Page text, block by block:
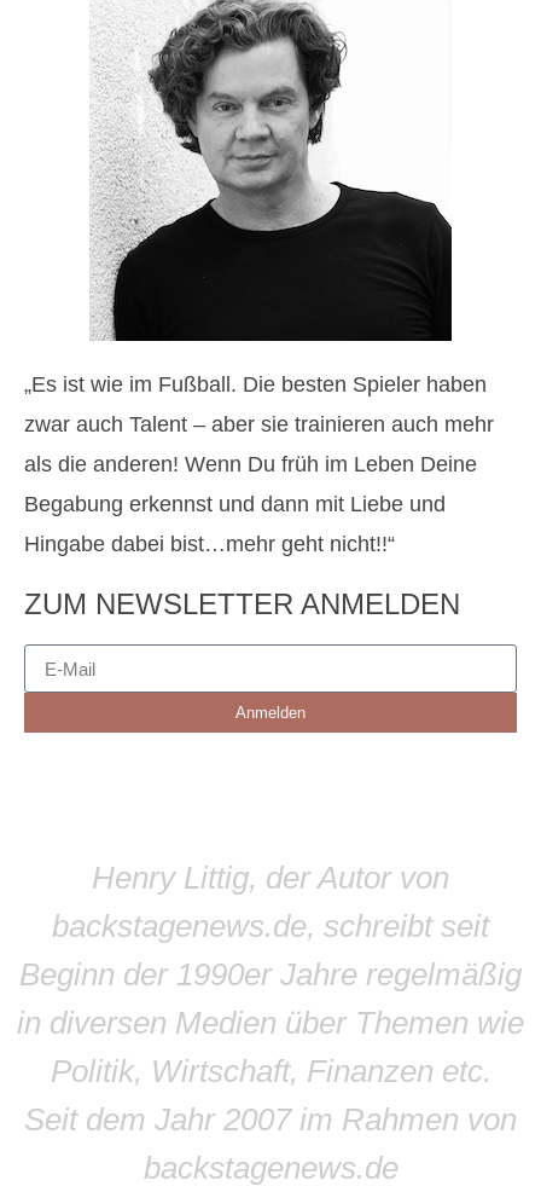
„Es ist wie im Fußball. Die besten Spieler haben
zwar auch Talent – aber sie trainieren auch mehr
als die anderen! Wenn Du früh im Leben Deine
Begabung erkennst und dann mit Liebe und
Hingabe dabei bist…mehr geht nicht!!“
ZUM NEWSLETTER ANMELDEN
Anmelden
Henry Littig, der Autor von
backstagenews.de, schreibt seit
Beginn der 1990er Jahre regelmäßig
in diversen Medien über Themen wie
Politik, Wirtschaft, Finanzen etc.
Seit dem Jahr 2007 im Rahmen von
backstagenews.de